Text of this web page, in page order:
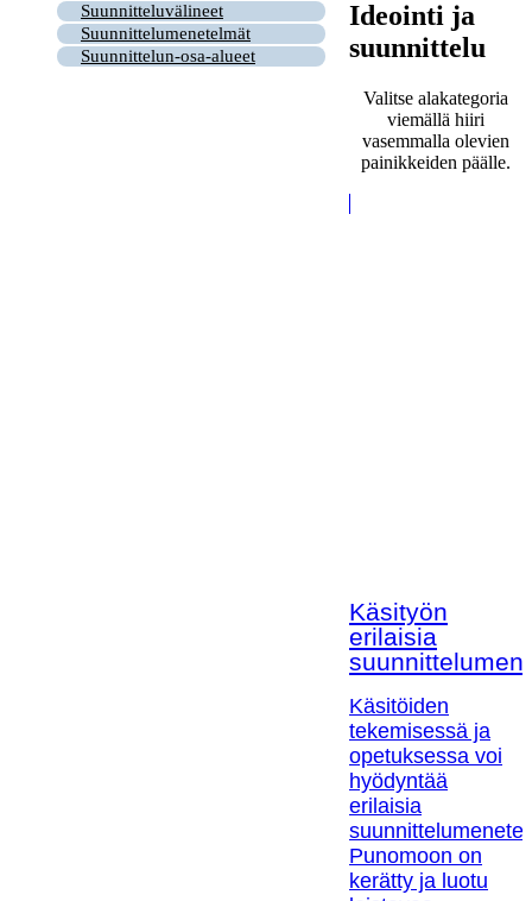
Suunnitteluvälineet
Suunnittelumenetelmät
Suunnittelun-osa-alueet
Ideointi ja
suunnittelu
Valitse alakategoria
viemällä hiiri
vasemmalla olevien
painikkeiden päälle.
Käsityön
erilaisia
Käsitöiden
tekemisessä ja
opetuksessa voi
hyödyntää
erilaisia
Punomoon on
kerätty ja luotu